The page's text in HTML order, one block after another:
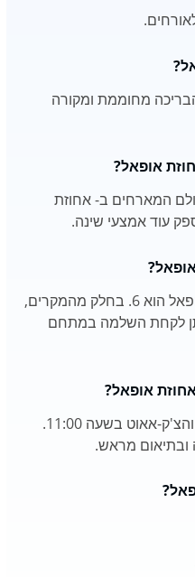
מחוממת ומקורה
אופאל?
20 אורחים, אולם המארחים ב- אחוזת
עוד אמצעי שינה.
מספר חדרי השינה ב- אחוזת אופאל הוא 6. בחלק מהמקרים,
לקחת השלמה במתחם
אופאל?
זמן הצ'ק-אין הינו בד"כ ב 15:00 והצ'ק-אאוט בשעה 11:00.
ובתיאום מראש.